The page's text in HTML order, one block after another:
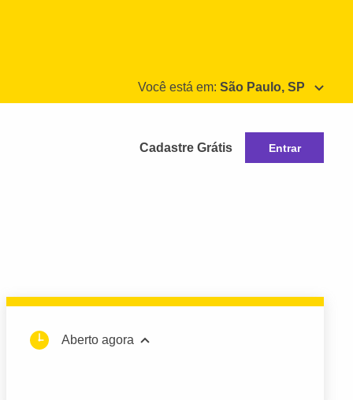
Você está em: São Paulo, SP
Cadastre Grátis Entrar
Aberto agora